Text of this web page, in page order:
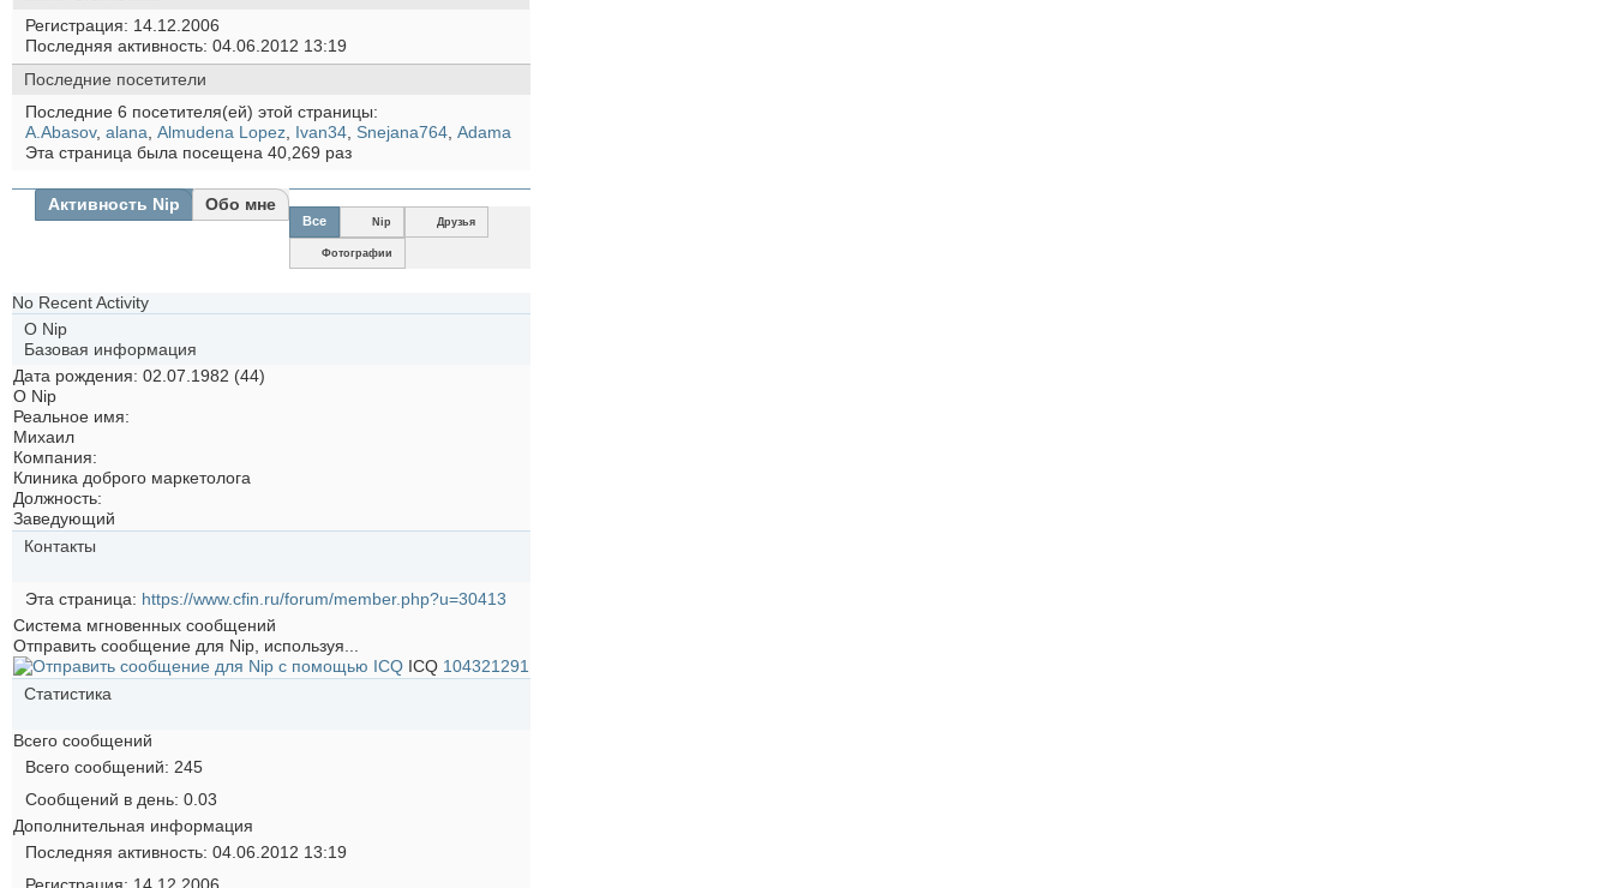
Регистрация
14.12.2006
Последняя активность 04.06.2012 13:19
Последние посетители
Последние 6 посетителя(ей) этой страницы:
A.Abasov, alana Almudena Lopez Ivan34 Snejana764 Аdama
Эта страница была посещена 40,269 раз
Активность Nip Обо мне
Все Nip Друзья
Фотографии
No Recent Activity
О Nip
Базовая информация
Дата рождения 02.07.1982 (44)
О Nip
Реальное имя:
Михаил
Компания:
Клиника доброго маркетолога
Должность:
Заведующий
Контакты
Эта страница
https://www.cfin.ru/forum/member.php?u=30413
Система мгновенных сообщений
Отправить сообщение для Nip, используя...
ICQ 104321291
Статистика
Всего сообщений
Всего сообщений
245
Сообщений в день 0.03
Дополнительная информация
Последняя активность 04.06.2012 13:19
Регистрация
14.12.2006